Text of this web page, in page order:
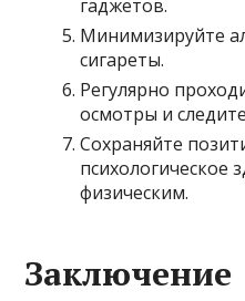
гаджетов.
Минимизируйте
сигареты.
Регулярно
осмотры и
Сохраняйте
психологическое
физическим.
Заключение